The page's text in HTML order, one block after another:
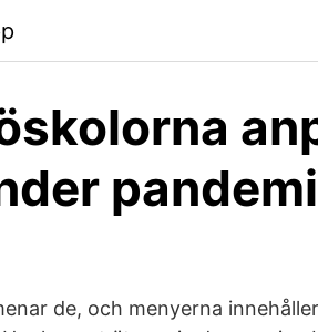
de, och menyerna